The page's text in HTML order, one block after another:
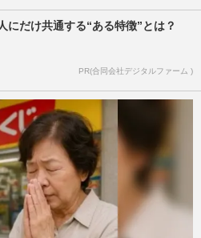
にだけ共通する“ある特徴”とは？
PR(合同会社デジタルファーム )